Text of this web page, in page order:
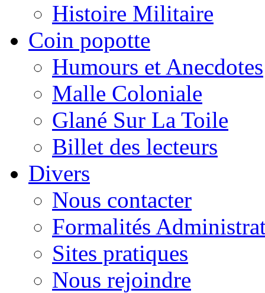
Histoire Militaire
Coin popotte
Humours et Anecdotes
Malle Coloniale
Glané Sur La Toile
Billet des lecteurs
Divers
Nous contacter
Formalités
Sites pratiques
Nous rejoindre